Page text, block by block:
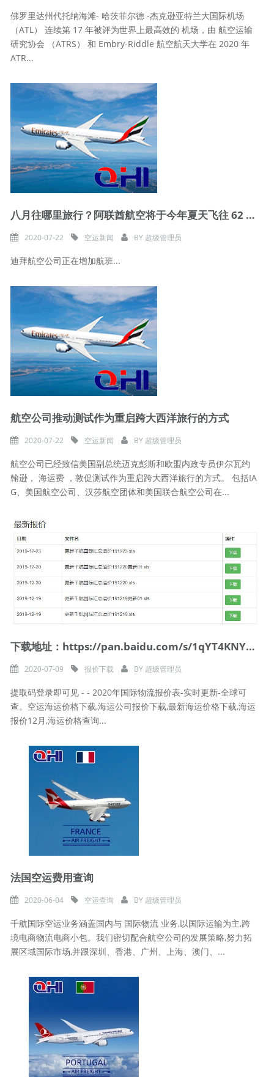
佛罗里达州代托纳海滩- 哈茨菲尔德 -杰克逊亚特兰大国际机场
（ATL） 连续第 17 年被评为世界上最高效的 机场，由 航空运输
研究协会 （ATRS） 和 Embry-Riddle 航空航天大学在 2020 年
ATR...
八月往哪里旅行？阿联酋航空将于今年夏天飞往 62 个目的地
2020-07-22 空运新闻 BY 超级管理员
迪拜航空公司正在增加航班...
航空公司推动测试作为重启跨大西洋旅行的方式
2020-07-22 空运新闻 BY 超级管理员
航空公司已经致信美国副总统迈克彭斯和欧盟内政专员伊尔瓦约
翰逊， 海运费 ，敦促测试作为重启跨大西洋旅行的方式。 包括IA
G、美国航空公司、汉莎航空团体和美国联合航空公司在...
下载地址：https://pan.baidu.com/s/1qYT4KNYGKKrerWSxTh9FuQ
2020-07-09 报价下载 BY 超级管理员
提取码登录即可见 - - 2020年国际物流报价表-实时更新-全球可
查。空运海运价格下载,海运公司报价下载,最新海运价格下载,海运
报价12月,海运价格查询...
法国空运费用查询
2020-06-04 空运查询 BY 超级管理员
千航国际空运业务涵盖国内与 国际物流 业务,以国际运输为主,跨
境电商物流电商小包。我们密切配合航空公司的发展策略,努力拓
展区域国际市场,并跟深圳、香港、广州、上海、澳门、...